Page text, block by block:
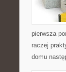
pierwsza
raczej
domu